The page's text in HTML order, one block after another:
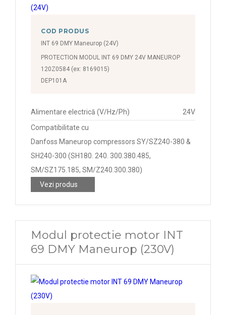
COD PRODUS
INT 69 DMY Maneurop (24V)
PROTECTION MODUL INT 69 DMY 24V MANEUROP
120Z0584 (ex: 8169015)
DEP101A
Alimentare electrică (V/Hz/Ph)
24V
Compatibilitate cu
Danfoss Maneurop compressors SY/SZ240-380 &
SH240-300 (SH180. 240. 300.380.485,
SM/SZ175.185, SM/Z240.300.380)
Vezi produs
Modul protectie motor INT
69 DMY Maneurop (230V)